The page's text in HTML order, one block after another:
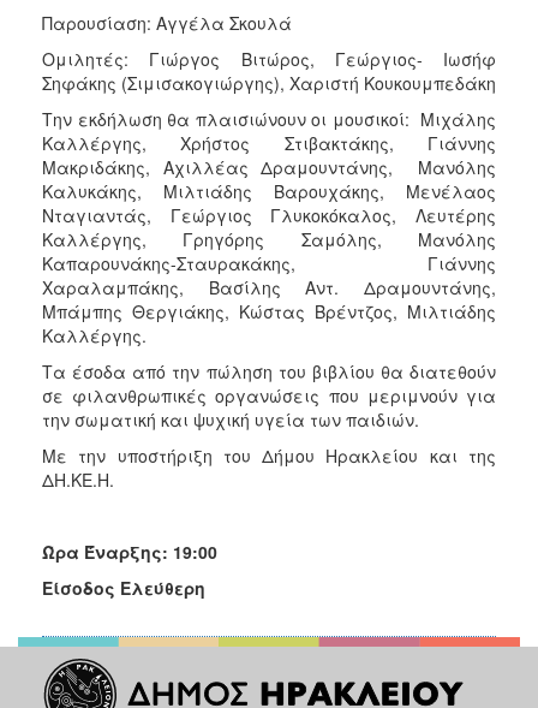
Παρουσίαση: Αγγέλα Σκουλά
Ομιλητές: Γιώργος Βιτώρος, Γεώργιος- Ιωσήφ
Σηφάκης (Σιμισακογιώργης), Χαριστή Κουκουμπεδάκη
Την εκδήλωση θα πλαισιώνουν οι μουσικοί: Μιχάλης
Καλλέργης, Χρήστος Στιβακτάκης, Γιάννης
Μακριδάκης, Αχιλλέας Δραμουντάνης, Μανόλης
Καλυκάκης, Μιλτιάδης Βαρουχάκης, Μενέλαος
Νταγιαντάς, Γεώργιος Γλυκοκόκαλος, Λευτέρης
Καλλέργης, Γρηγόρης Σαμόλης, Μανόλης
Καπαρουνάκης-Σταυρακάκης, Γιάννης
Χαραλαμπάκης, Βασίλης Αντ. Δραμουντάνης,
Μπάμπης Θεργιάκης, Κώστας Βρέντζος, Μιλτιάδης
Καλλέργης.
Τα έσοδα από την πώληση του βιβλίου θα διατεθούν
σε φιλανθρωπικές οργανώσεις που μεριμνούν για
την σωματική και ψυχική υγεία των παιδιών.
Με την υποστήριξη του Δήμου Ηρακλείου και της
ΔΗ.ΚΕ.Η.
Ώρα Έναρξης: 19:00
Είσοδος Ελεύθερη